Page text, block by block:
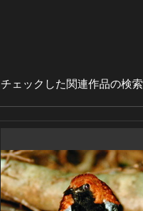
チェックした関連作品の検索